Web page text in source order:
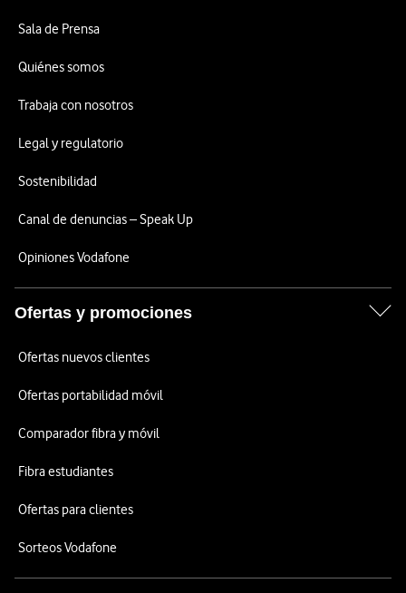
Sala de Prensa
Quiénes somos
Trabaja con nosotros
Legal y regulatorio
Sostenibilidad
Canal de denuncias – Speak Up
Opiniones Vodafone
Ofertas y promociones
Ofertas nuevos clientes
Ofertas portabilidad móvil
Comparador fibra y móvil
Fibra estudiantes
Ofertas para clientes
Sorteos Vodafone